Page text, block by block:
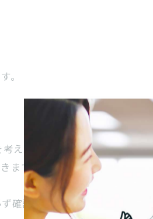
。
える
ます。
確認するようにしましょう。